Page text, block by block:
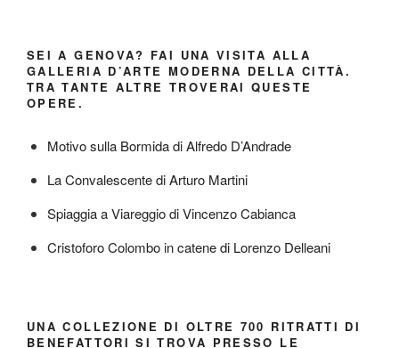
SEI A GENOVA? FAI UNA VISITA ALLA
GALLERIA D’ARTE MODERNA DELLA CITTÀ.
TRA TANTE ALTRE TROVERAI QUESTE
OPERE.
Motivo sulla Bormida di Alfredo D’Andrade
La Convalescente di Arturo Martini
Spiaggia a Viareggio di Vincenzo Cabianca
Cristoforo Colombo in catene di Lorenzo Delleani
UNA COLLEZIONE DI OLTRE 700 RITRATTI DI
BENEFATTORI SI TROVA PRESSO LE